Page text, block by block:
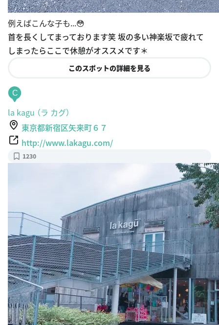
例えばこんな子も...😳
首を長くしてまっております笑 坂の多い神楽坂で疲れて
しまったらここで休憩がオススメです＊
このスポットの詳細を見る
C
la kagu （ラ カグ）
東京都新宿区矢来町６７
http://www.lakagu.com/
1230